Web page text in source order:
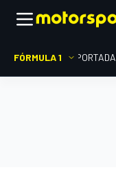
FÓRMULA 1 PORTADA